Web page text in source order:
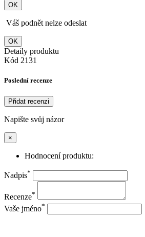
OK
Váš podnět nelze odeslat
OK
Detaily produktu
Kód 2131
Poslední recenze
Přidat recenzi
Napište svůj názor
×
Hodnocení produktu:
Nadpis*
Recenze*
Vaše jméno*